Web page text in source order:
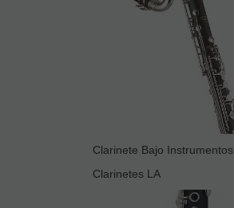
Clarinete Bajo Instrumentos
Clarinetes LA